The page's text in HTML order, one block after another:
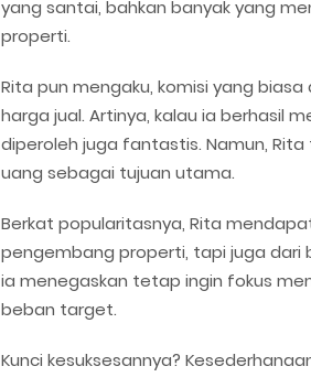
yang santai, bahkan banyak yang
properti.
Rita pun mengaku, komisi yang
harga jual. Artinya, kalau ia berhasil
diperoleh juga fantastis. Namun,
uang sebagai tujuan utama.
Berkat popularitasnya, Rita
pengembang properti, tapi juga dari
ia menegaskan tetap ingin fokus
beban target.
Kunci kesuksesannya?